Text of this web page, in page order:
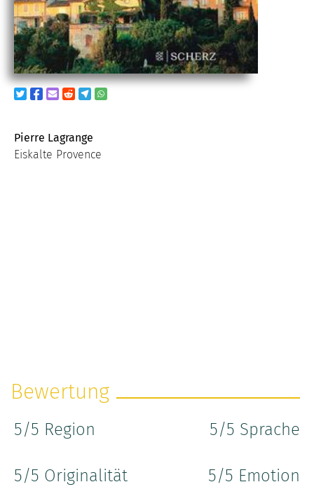
Pierre Lagrange
Eiskalte Provence
Bewertung
5/5 Region 5/5 Sprache
5/5 Originalität 5/5 Emotion